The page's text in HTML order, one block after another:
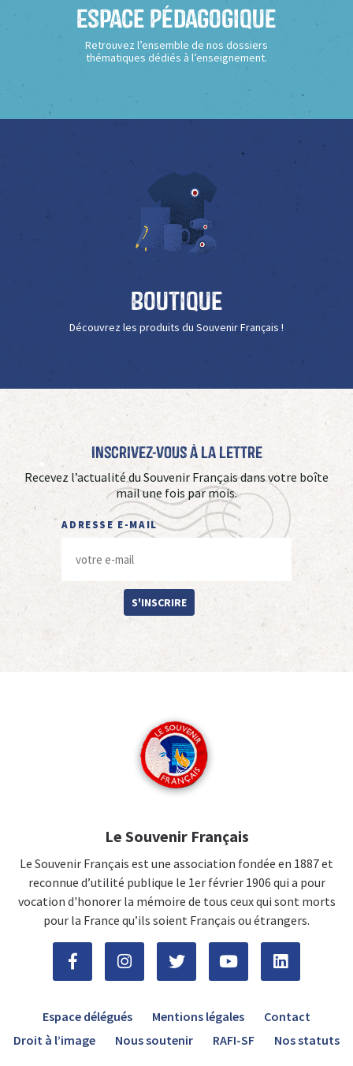
Espace Pédagogique
Retrouvez l’ensemble de nos dossiers
thématiques dédiés à l’enseignement.
Boutique
Découvrez les produits du Souvenir Français !
Inscrivez-vous à La Lettre
Recevez l’actualité du Souvenir Français dans votre boîte
mail une fois par mois.
ADRESSE E-MAIL
S'INSCRIRE
Le Souvenir Français
Le Souvenir Français est une association fondée en 1887 et
reconnue d’utilité publique le 1er février 1906 qui a pour
vocation d'honorer la mémoire de tous ceux qui sont morts
pour la France qu’ils soient Français ou étrangers.
Espace délégués Mentions légales
Contact
Droit à l’image
Nous soutenir RAFI-SF Nos statuts